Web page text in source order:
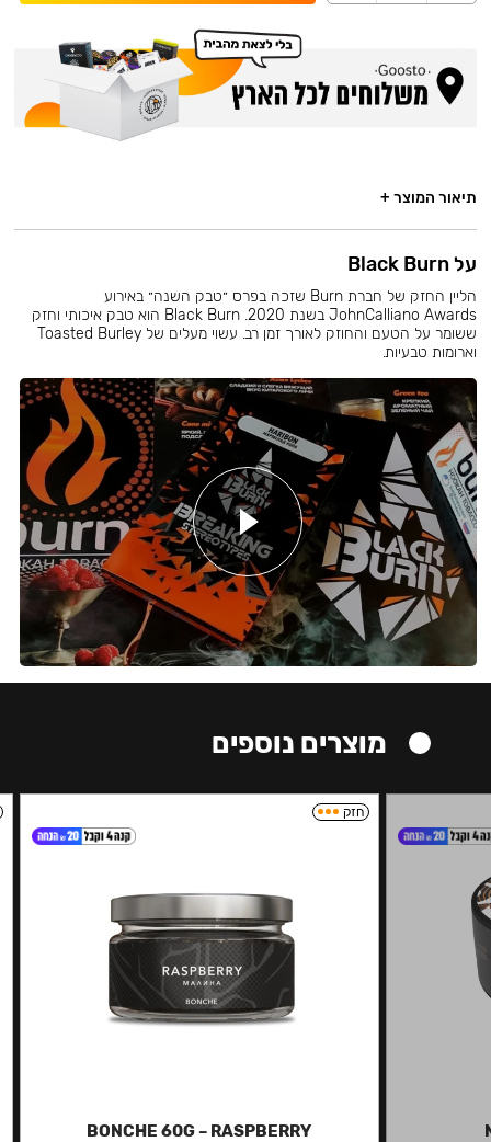
תיאור המוצר +
על Black Burn
הליין החזק של חברת Burn שזכה בפרס ״טבק השנה״ באירוע
JohnCalliano Awards בשנת 2020. Black Burn הוא טבק איכותי וחזק
ששומר על הטעם והחוזק לאורך זמן רב. עשוי מעלים של Toasted Burley
וארומות טבעיות.
מוצרים נוספים
חזק
BONCHE 60G – RASPBERRY